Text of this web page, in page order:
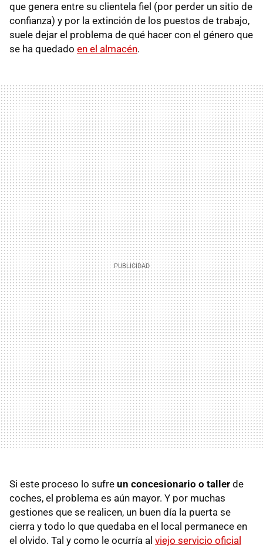
que genera entre su clientela fiel (por perder un sitio de
confianza) y por la extinción de los puestos de trabajo,
suele dejar el problema de qué hacer con el género que
se ha quedado en el almacén.
Si este proceso lo sufre un concesionario o taller de
coches, el problema es aún mayor. Y por muchas
gestiones que se realicen, un buen día la puerta se
cierra y todo lo que quedaba en el local permanece en
el olvido. Tal y como le ocurría al viejo servicio oficial